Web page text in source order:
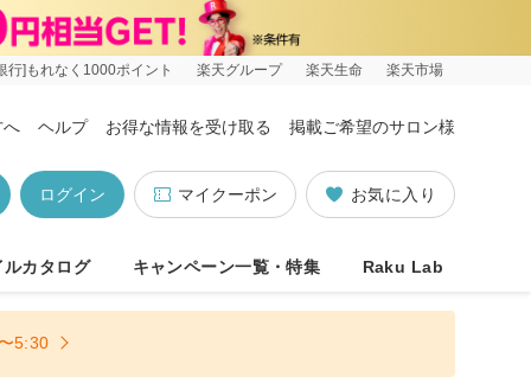
行]もれなく1000ポイント 楽天グループ 楽天生命 楽天市場
へ ヘルプ お得な情報を受け取る 掲載ご希望のサロン様
お気に入り
マイクーポン
ログイン
ルカタログ キャンペーン一覧・特集 Raku Lab
5:30